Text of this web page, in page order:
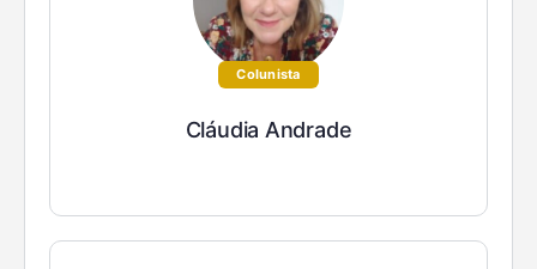
Colunista
Cláudia Andrade